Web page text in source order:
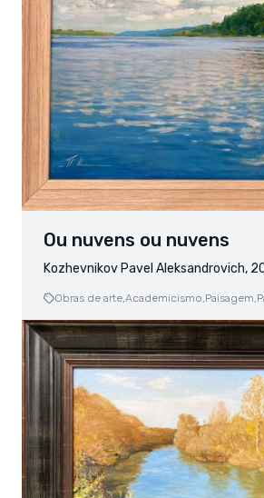
Ou nuvens ou nuvens
Kozhevnikov Pavel Aleksandrovich,
Obras de arte,Academicismo,Paisagem,